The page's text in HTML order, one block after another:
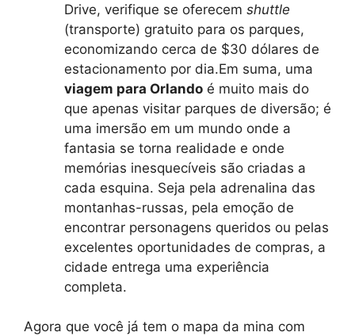
Drive, verifique se oferecem shuttle
(transporte) gratuito para os parques,
economizando cerca de $30 dólares de
estacionamento por dia.Em suma, uma
viagem para Orlando é muito mais do
que apenas visitar parques de diversão; é
uma imersão em um mundo onde a
fantasia se torna realidade e onde
memórias inesquecíveis são criadas a
cada esquina. Seja pela adrenalina das
montanhas-russas, pela emoção de
encontrar personagens queridos ou pelas
excelentes oportunidades de compras, a
cidade entrega uma experiência
completa.
Agora que você já tem o mapa da mina com